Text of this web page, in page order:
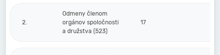
2.
Odmeny členom
orgánov spoločnosti
a družstva (523)
17